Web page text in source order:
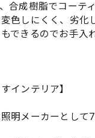
合成樹脂でコー
色しにくく、劣化
できるのでお手入
インテリア】
明メーカーとして